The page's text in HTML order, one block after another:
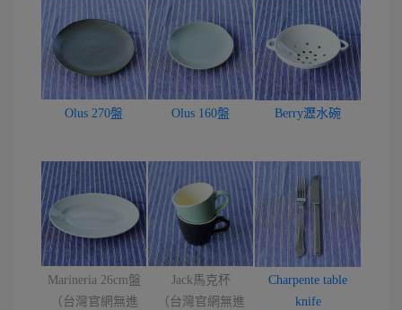
Olus 270盤 Olus 160盤 Berry瀝水碗
Marineria 26cm盤
（台灣官網無進
Jack馬克杯
（台灣官網無進
Charpente table
knife